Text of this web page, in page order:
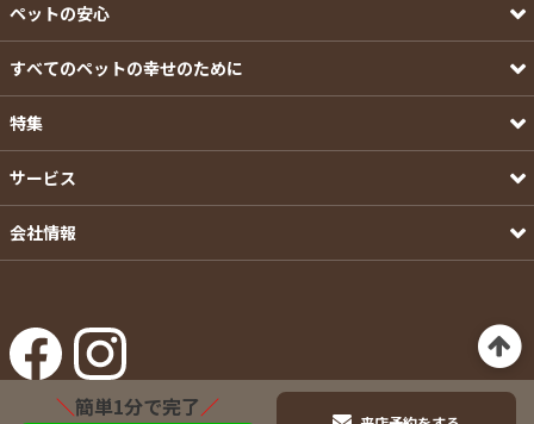
ペットの安心
すべてのペットの幸せのために
特集
サービス
会社情報
＼簡単1分で完了／